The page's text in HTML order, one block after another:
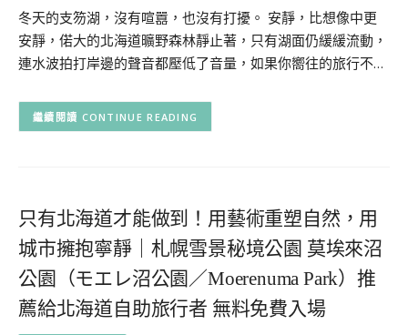
冬天的支笏湖，沒有喧囂，也沒有打擾。 安靜，比想像中更
安靜，偌大的北海道曠野森林靜止著，只有湖面仍緩緩流動，
連水波拍打岸邊的聲音都壓低了音量，如果你嚮往的旅行不…
CONTINUE READING
只有北海道才能做到！用藝術重塑自然，用
城市擁抱寧靜｜札幌雪景秘境公園 莫埃來沼
公園（モエレ沼公園／Moerenuma Park）推
薦給北海道自助旅行者 無料免費入場